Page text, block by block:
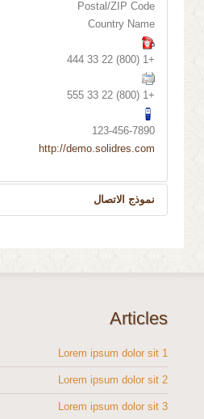
Postal/ZIP Code
Country Name
+1 (800) 22 33 444
+1 (800) 22 33 555
123-456-7890
http://demo.solidres.com
نموذج الاتصال
*حقل مطلوب
الاسم*
البريد الالكتروني*
Articles
Lorem ipsum dolor sit 1
Lorem ipsum dolor sit 2
Lorem ipsum dolor sit 3